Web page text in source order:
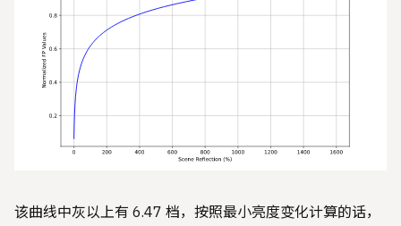
该曲线中灰以上有 6.47 档，按照最小亮度变化计算的话，